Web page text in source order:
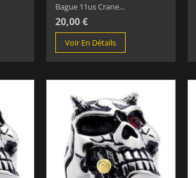
Bague 11us Crane...
20,00 €
Voir En Détails